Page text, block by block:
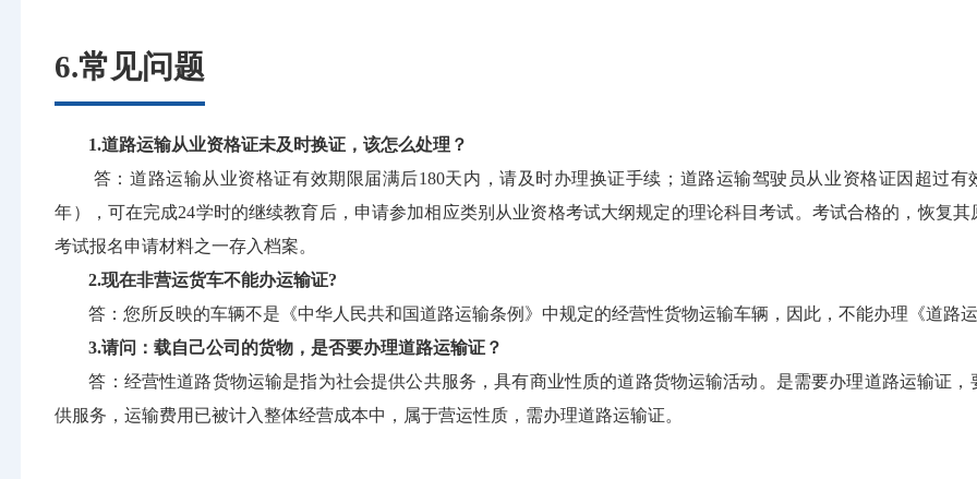
6.常见问题
1.道路运输从业资格证未及时换证，该怎么处理？
答：道路运输从业资格证有效期限届满后180天内，请及时办理换证手续；道路运输驾驶员从业资格证因超过
年），可在完成24学时的继续教育后，申请参加相应类别从业资格考试大纲规定的理论科目考试。考试合格的，恢复
考试报名申请材料之一存入档案。
2.现在非营运货车不能办运输证?
答：您所反映的车辆不是《中华人民共和国道路运输条例》中规定的经营性货物运输车辆，因此，不能办理《道路
3.请问：载自己公司的货物，是否要办理道路运输证？
答：经营性道路货物运输是指为社会提供公共服务，具有商业性质的道路货物运输活动。是需要办理道路运输证
供服务，运输费用已被计入整体经营成本中，属于营运性质，需办理道路运输证。